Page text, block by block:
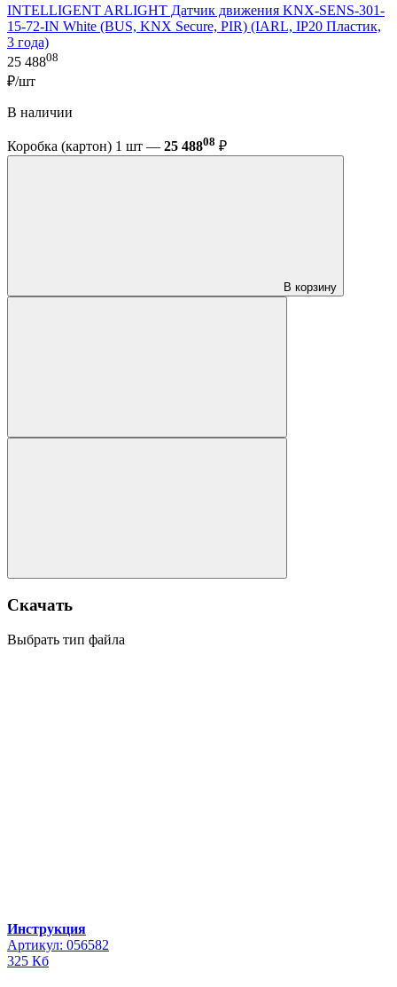
INTELLIGENT ARLIGHT Датчик движения KNX-SENS-301-
15-72-IN White (BUS, KNX Secure, PIR) (IARL, IP20 Пластик,
3 года)
25 48808
₽/шт
В наличии
Коробка (картон) 1 шт — 25 48808 ₽
В корзину
Скачать
Выбрать тип файла
Инструкция
Артикул: 056582
325 Кб